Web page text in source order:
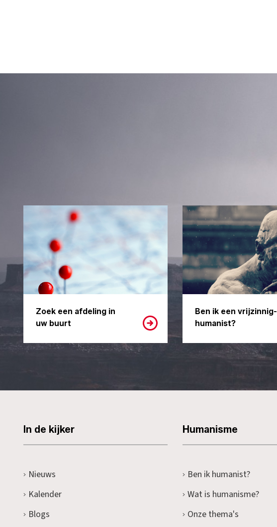
Zoek een afdeling in
uw buurt
Ben ik een vrijzinnig-
humanist?
In de kijker
Nieuws
Kalender
Blogs
Humanisme
Ben ik humanist?
Wat is humanisme?
Onze thema's